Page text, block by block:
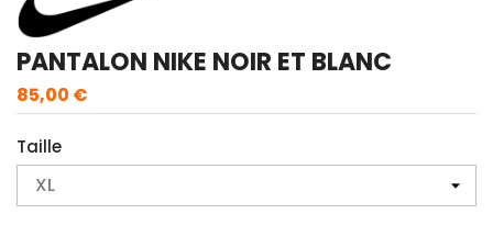
PANTALON NIKE NOIR ET BLANC
85,00 €
Taille